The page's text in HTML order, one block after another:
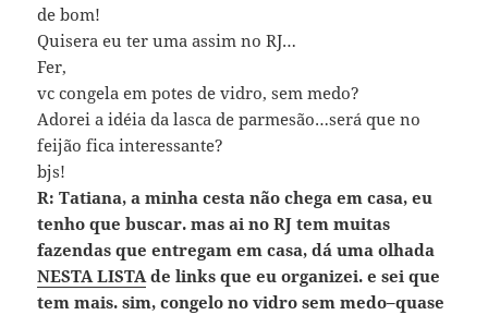
de bom!
Quisera eu ter uma assim no RJ…
Fer,
vc congela em potes de vidro, sem medo?
Adorei a idéia da lasca de parmesão…será que no
feijão fica interessante?
bjs!
R: Tatiana, a minha cesta não chega em casa, eu
tenho que buscar. mas ai no RJ tem muitas
fazendas que entregam em casa, dá uma olhada
NESTA LISTA de links que eu organizei. e sei que
tem mais. sim, congelo no vidro sem medo–quase